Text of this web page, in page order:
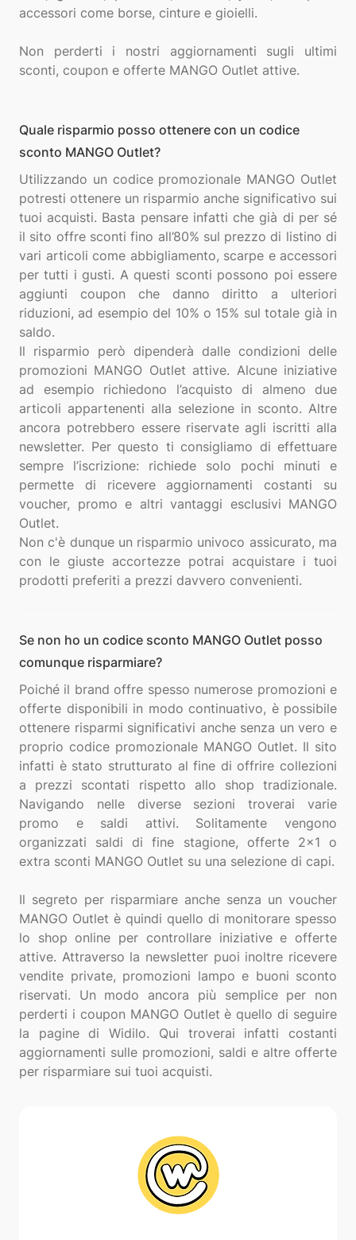
accessori come borse, cinture e gioielli.
Non perderti i nostri aggiornamenti sugli ultimi
Quale risparmio posso ottenere con un codice
sconto MANGO Outlet?
Utilizzando un codice promozionale MANGO Outlet
potresti ottenere un risparmio anche significativo sui
tuoi acquisti. Basta pensare infatti che già di per sé
il sito offre sconti fino all’80% sul prezzo di listino di
vari articoli come abbigliamento, scarpe e accessori
per tutti i gusti. A questi sconti possono poi essere
aggiunti coupon che danno diritto a ulteriori
riduzioni, ad esempio del 10% o 15% sul totale già in
saldo.
Il risparmio però dipenderà dalle condizioni delle
promozioni MANGO Outlet attive. Alcune iniziative
ad esempio richiedono l’acquisto di almeno due
articoli appartenenti alla selezione in sconto. Altre
ancora potrebbero essere riservate agli iscritti alla
newsletter. Per questo ti consigliamo di effettuare
sempre l’iscrizione: richiede solo pochi minuti e
permette di ricevere aggiornamenti costanti su
voucher, promo e altri vantaggi esclusivi MANGO
Outlet.
Non c'è dunque un risparmio univoco assicurato, ma
con le giuste accortezze potrai acquistare i tuoi
Se non ho un codice sconto MANGO Outlet posso
comunque risparmiare?
Poiché il brand offre spesso numerose promozioni e
offerte disponibili in modo continuativo, è possibile
ottenere risparmi significativi anche senza un vero e
proprio codice promozionale MANGO Outlet. Il sito
infatti è stato strutturato al fine di offrire collezioni
a prezzi scontati rispetto allo shop tradizionale.
Navigando nelle diverse sezioni troverai varie
promo e saldi attivi. Solitamente vengono
organizzati saldi di fine stagione, offerte 2x1 o
extra sconti MANGO Outlet su una selezione di capi.
Il segreto per risparmiare anche senza un voucher
MANGO Outlet è quindi quello di monitorare spesso
lo shop online per controllare iniziative e offerte
attive. Attraverso la newsletter puoi inoltre ricevere
vendite private, promozioni lampo e buoni sconto
riservati. Un modo ancora più semplice per non
perderti i coupon MANGO Outlet è quello di seguire
la pagine di Widilo. Qui troverai infatti costanti
aggiornamenti sulle promozioni, saldi e altre offerte